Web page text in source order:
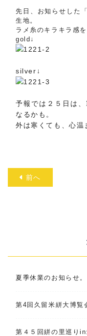
先日、お知らせした
生地。
ラメ糸のキラキラ感
gold↓
silver↓
予報では２５日は
なるかも。
外は寒くても、心温
前へ
夏季休業のお知らせ。
第4回久留米絣大博覧
第４５回絣の里巡りin